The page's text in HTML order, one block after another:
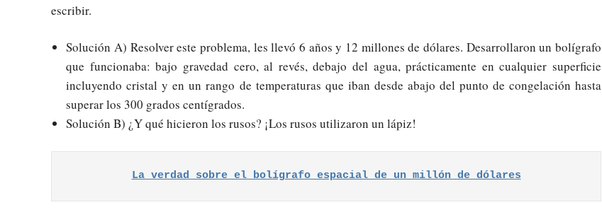
escribir.
Solución A) Resolver este problema, les llevó 6 años y 12 millones de dólares. Desarrollaron un bolígrafo
que funcionaba: bajo gravedad cero, al revés, debajo del agua, prácticamente en cualquier superficie
incluyendo cristal y en un rango de temperaturas que iban desde abajo del punto de congelación hasta
superar los 300 grados centígrados.
Solución B) ¿Y qué hicieron los rusos? ¡Los rusos utilizaron un lápiz!
La verdad sobre el bolígrafo espacial de un millón de dólares